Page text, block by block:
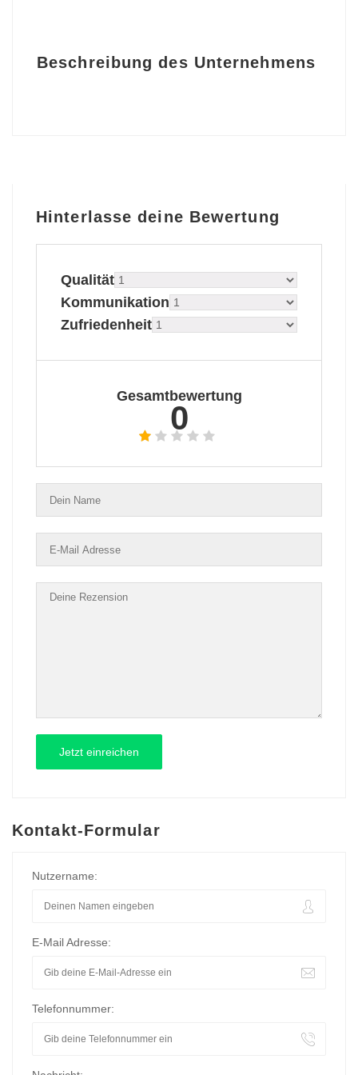
Beschreibung des Unternehmens
Hinterlasse deine Bewertung
Qualität
Kommunikation
Zufriedenheit
Gesamtbewertung
0
Kontakt-Formular
Nutzername:
E-Mail Adresse:
Telefonnummer: